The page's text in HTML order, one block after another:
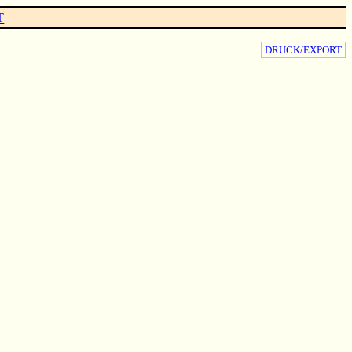
DRUCK/EXPORT